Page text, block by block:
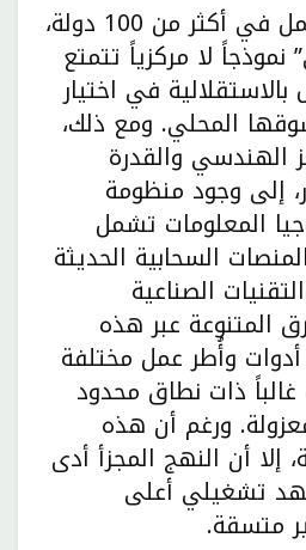
وكشركة عالمية تعمل في أكثر من 100 دولة،
لا مركزياً تتمتع
في اختيار
المحلي. ومع ذلك،
الهندسي والقدرة
إلى وجود منظومة
المعلومات تشمل
السحابية الحديثة
الصناعية
المتنوعة عبر هذه
وأُطر عمل مختلفة
غالباً ذات نطاق محدود
ورغم أن هذه
أن النهج المجزأ أدى
تشغيلي أعلى
متسقة.